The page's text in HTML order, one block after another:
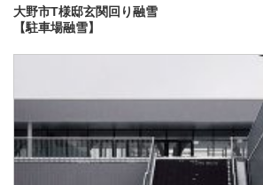
大野市T様邸玄関回り融雪
【駐車場融雪】